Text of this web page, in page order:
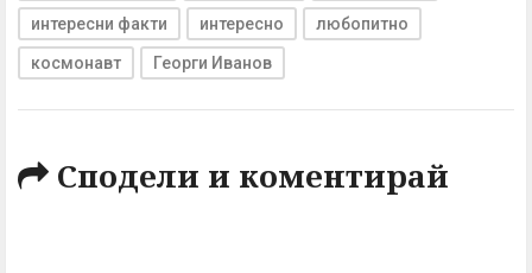
интересни факти интересно любопитно
космонавт Георги Иванов
Сподели и коментирай